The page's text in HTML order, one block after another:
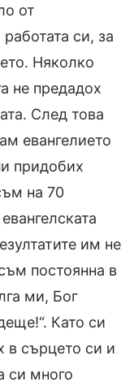
от
си, за
Няколко
не предадох
След това
евангелието
придобих
на 70
им не
постоянна в
ми, Бог
Като си
в сърцето си и
си много